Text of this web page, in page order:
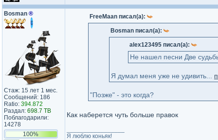
Bosman ®
Стаж: 15 лет 1 мес.
Сообщений: 186
Ratio: 394.872
Раздал: 698.7 TB
Поблагодарили:
14278
100%
FreeMaan писал(а):
Bosman писал(а):
alex123495 писал(а):
Не нашел песни Две
Я думал меня уже не удивить...
"Позже" - это когда?
Как наберется чуть больше правок
Я люблю коньяк!